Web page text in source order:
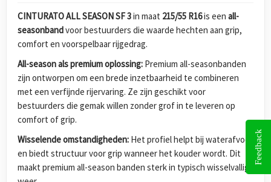
CINTURATO ALL SEASON SF 3in maat 215/55 R16is een all-
seasonbandvoor bestuurders die waarde hechten aan grip,
comfort en voorspelbaar rijgedrag.
All-season als premium oplossing: Premium all-seasonbanden
zijn ontworpen om een brede inzetbaarheid te combineren
met een verfijnde rijervaring. Ze zijn geschikt voor
bestuurders die gemak willen zonder grof in te leveren op
comfort of grip.
Wisselende omstandigheden: Het profiel helpt bij waterafvoer
en biedt structuur voor grip wanneer het kouder wordt. Dit
maakt premium all-season banden sterk in typisch wisselvallig
Feedback